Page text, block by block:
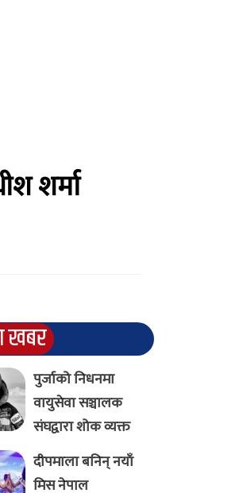
शर्मा
खबर
पुर्जाको निधनमा
वायुसेवा सञ्चालक
संघद्वारा शोक व्यक्त
दीपमाला बनिन् नयाँ
मिस नेपाल